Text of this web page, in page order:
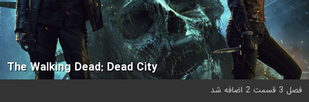
The Walking Dead: Dead City
فصل 3 قسمت 2 اضافه شد